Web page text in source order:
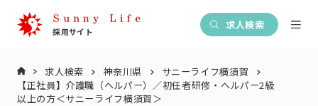
求人検索
求人検索 神奈川県
サニーライフ横須賀
【正社員】介護職（ヘルパー）／初任者研修・ヘルパー2級
以上の方＜サニーライフ横須賀＞